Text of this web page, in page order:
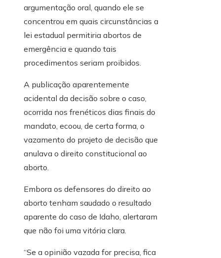
argumentação oral, quando ele se
concentrou em quais circunstâncias a
lei estadual permitiria abortos de
emergência e quando tais
procedimentos seriam proibidos.
A publicação aparentemente
acidental da decisão sobre o caso,
ocorrida nos frenéticos dias finais do
mandato, ecoou, de certa forma, o
vazamento do projeto de decisão que
anulava o direito constitucional ao
aborto.
Embora os defensores do direito ao
aborto tenham saudado o resultado
aparente do caso de Idaho, alertaram
que não foi uma vitória clara.
“Se a opinião vazada for precisa, fica